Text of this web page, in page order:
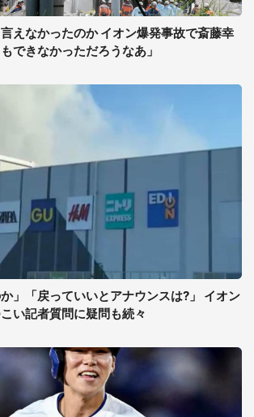
えなかったのか イオン爆発事故で斎藤幸
できなかっただろうなあ」
か」「戻っていいとアナウンスは?」 イオン
い記者質問に疑問も続々